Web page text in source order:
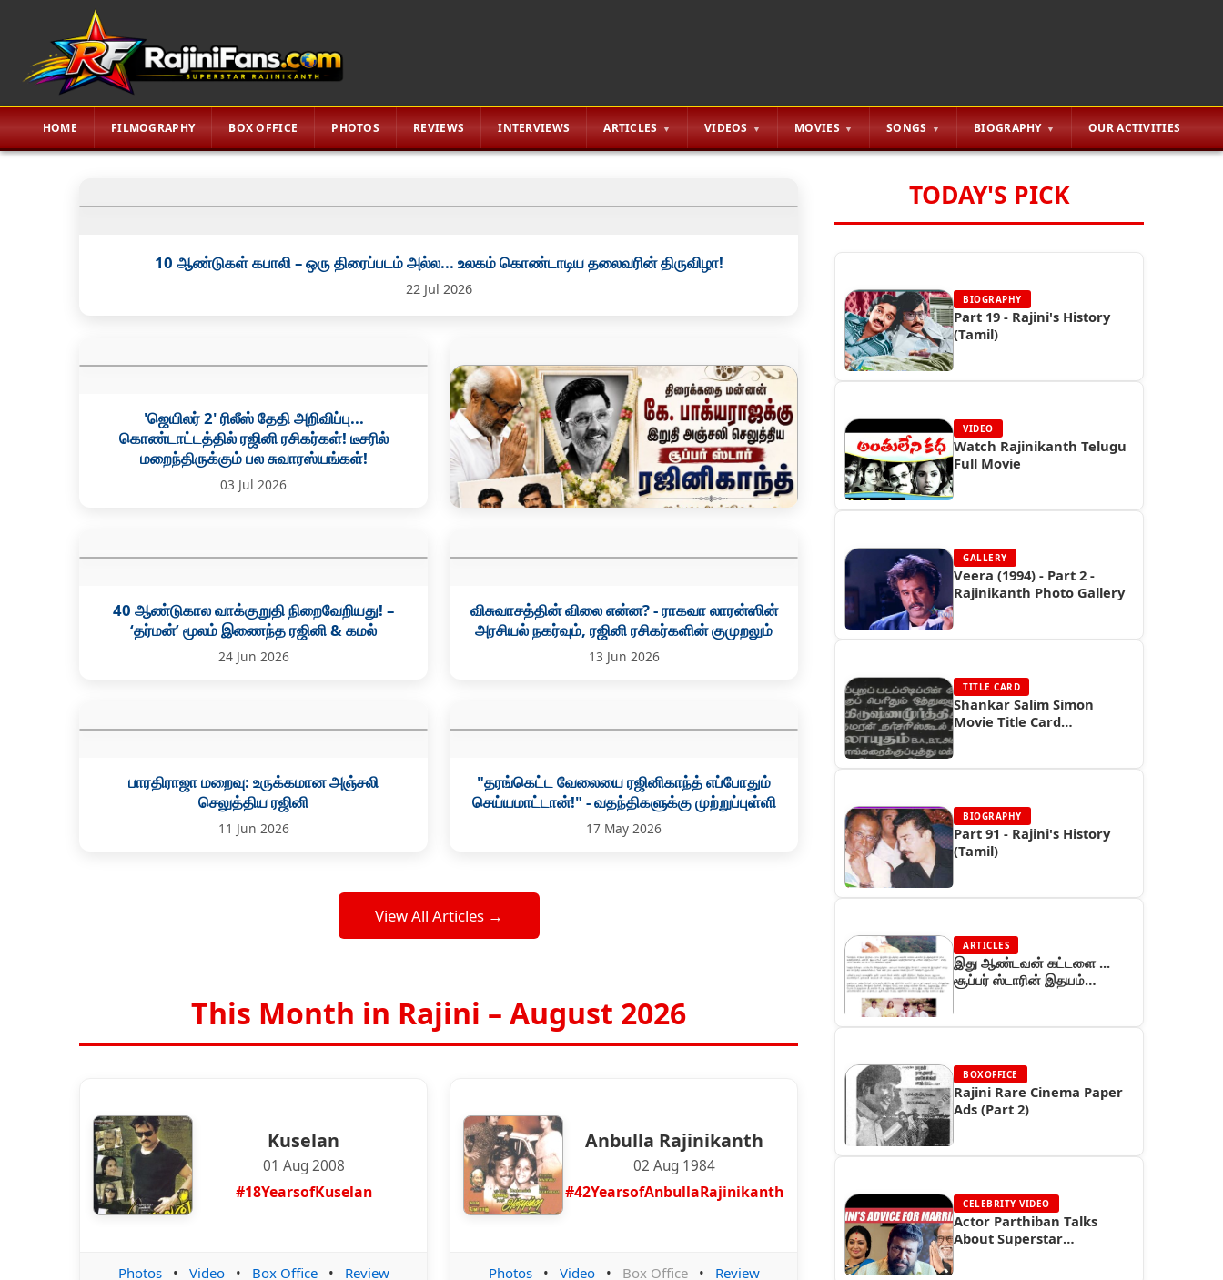
HOME FILMOGRAPHY BOX OFFICE PHOTOS REVIEWS INTERVIEWS ARTICLES VIDEOS MOVIES SONGS BIOGRAPHY OUR ACTIVITIES
10 ஆண்டுகள் கபாலி – ஒரு திரைப்படம் அல்ல... உலகம் கொண்டாடிய தலைவரின் திருவிழா!
22 Jul 2026
'ஜெயிலர் 2' ரிலீஸ் தேதி அறிவிப்பு...
கொண்டாட்டத்தில் ரஜினி ரசிகர்கள்! டீசரில்
மறைந்திருக்கும் பல சுவாரஸ்யங்கள்!
03 Jul 2026
அஞ்சலி செலுத்திய சூப்பர் ஸ்டார் ரஜினிகாந்த்
28 Jun 2026
40 ஆண்டுகால வாக்குறுதி நிறைவேறியது! –
‘தர்மன்’ மூலம் இணைந்த ரஜினி & கமல்
24 Jun 2026
விசுவாசத்தின் விலை என்ன? - ராகவா லாரன்ஸின்
அரசியல் நகர்வும், ரஜினி ரசிகர்களின் குமுறலும்
13 Jun 2026
பாரதிராஜா மறைவு: உருக்கமான அஞ்சலி
செலுத்திய ரஜினி
11 Jun 2026
"தரங்கெட்ட வேலையை ரஜினிகாந்த் எப்போதும்
செய்யமாட்டான்!" - வதந்திகளுக்கு முற்றுப்புள்ளி
17 May 2026
View All Articles →
This Month in Rajini – August 2026
Kuselan
01 Aug 2008
#18YearsofKuselan
Photos • Video • Box Office • Review
Anbulla Rajinikanth
02 Aug 1984
#42YearsofAnbullaRajinikanth
Photos • Video • Box Office • Review
TODAY'S PICK
BIOGRAPHY
Part 19 - Rajini's History
(Tamil)
VIDEO
Watch Rajinikanth Telugu
Full Movie
GALLERY
Veera (1994) - Part 2 -
Rajinikanth Photo Gallery
TITLE CARD
Shankar Salim Simon
Movie Title Card
BIOGRAPHY
Part 91 - Rajini's History
(Tamil)
ARTICLES
இது ஆண்டவன் கட்டளை ...
சூப்பர் ஸ்டாரின் இதயம்
BOXOFFICE
Rajini Rare Cinema Paper
Ads (Part 2)
CELEBRITY VIDEO
Actor Parthiban Talks
About Superstar